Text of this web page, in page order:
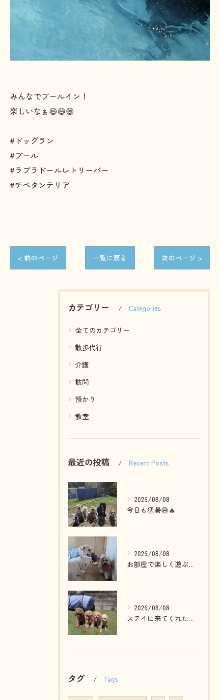
みんなでプールイン！
楽しいなぁ😄😄😄
#ドッグラン
#プール
#ラブラドールレトリーバー
#チベタンテリア
< 前のページ 一覧に戻る 次のページ >
カテゴリー Categories
全てのカテゴリー
散歩代行
介護
訪問
預かり
教室
最近の投稿 Recent Posts
2026/08/08
今日も猛暑😅🔥
2026/08/08
お部屋で楽しく遊ぶわんこさん💓
2026/08/08
ステイに来てくれたプードルファミリー💓
タグ Tags